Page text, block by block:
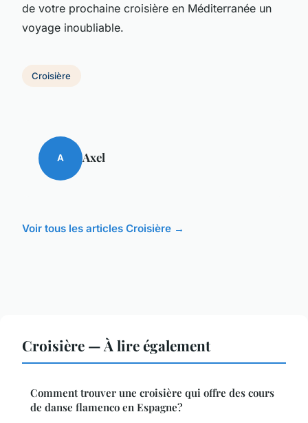
de votre prochaine croisière en Méditerranée un
voyage inoubliable.
Croisière
A Axel
Voir tous les articles Croisière →
Croisière — À lire également
Comment trouver une croisière qui offre des cours
de danse flamenco en Espagne?